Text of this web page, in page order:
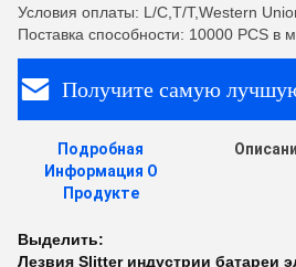
Условия оплаты: L/C,T/T,Western
Поставка способности: 10000 PCS в
Получите самую
Подробная
Информация О
Продукте
Выделить:
Лезвия Slitter индустрии батареи